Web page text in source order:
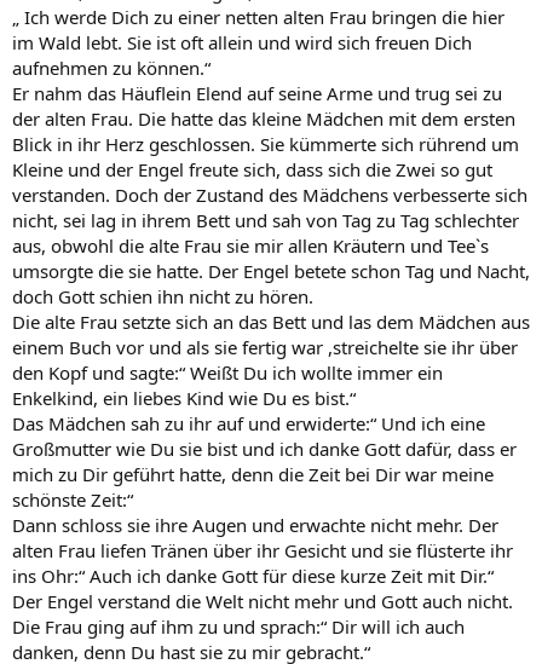
„ Ich werde Dich zu einer netten alten Frau bringen die hier
im Wald lebt. Sie ist oft allein und wird sich freuen Dich
aufnehmen zu können.“
Er nahm das Häuflein Elend auf seine Arme und trug sei zu
der alten Frau. Die hatte das kleine Mädchen mit dem ersten
Blick in ihr Herz geschlossen. Sie kümmerte sich rührend um
Kleine und der Engel freute sich, dass sich die Zwei so gut
verstanden. Doch der Zustand des Mädchens verbesserte sich
nicht, sei lag in ihrem Bett und sah von Tag zu Tag schlechter
aus, obwohl die alte Frau sie mir allen Kräutern und Tee`s
umsorgte die sie hatte. Der Engel betete schon Tag und Nacht,
doch Gott schien ihn nicht zu hören.
Die alte Frau setzte sich an das Bett und las dem Mädchen aus
einem Buch vor und als sie fertig war ,streichelte sie ihr über
den Kopf und sagte:“ Weißt Du ich wollte immer ein
Enkelkind, ein liebes Kind wie Du es bist.“
Das Mädchen sah zu ihr auf und erwiderte:“ Und ich eine
Großmutter wie Du sie bist und ich danke Gott dafür, dass er
mich zu Dir geführt hatte, denn die Zeit bei Dir war meine
schönste Zeit:“
Dann schloss sie ihre Augen und erwachte nicht mehr. Der
alten Frau liefen Tränen über ihr Gesicht und sie flüsterte ihr
ins Ohr:“ Auch ich danke Gott für diese kurze Zeit mit Dir.“
Der Engel verstand die Welt nicht mehr und Gott auch nicht.
Die Frau ging auf ihm zu und sprach:“ Dir will ich auch
danken, denn Du hast sie zu mir gebracht.“